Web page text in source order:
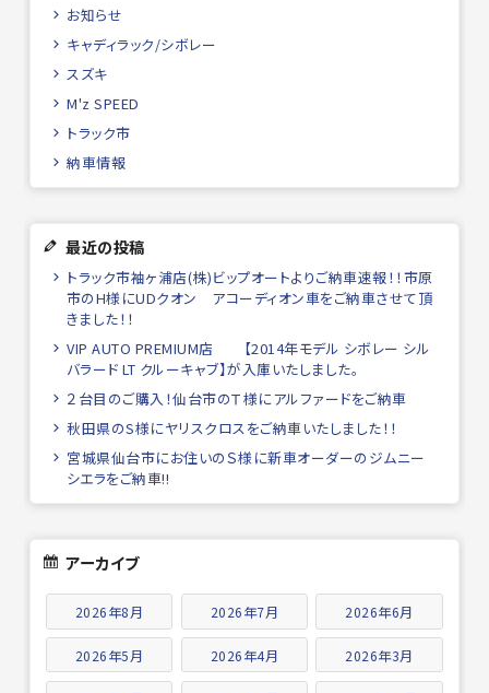
お知らせ
キャディラック/シボレー
スズキ
M'z SPEED
トラック市
納車情報
最近の投稿
トラック市袖ヶ浦店(株)ビップオートよりご納車速報！！市原
市のH様にUDクオン アコーディオン車をご納車させて頂
きました！！
VIP AUTO PREMIUM店 【2014年モデル シボレー シル
バラード LT クルーキャブ】が入庫いたしました。
２台目のご購入！仙台市のＴ様にアルファードをご納車
秋田県のS様にヤリスクロスをご納車いたしました！！
宮城県仙台市にお住いのＳ様に新車オーダーのジムニー
シエラをご納車!!
アーカイブ
2026年8月 2026年7月 2026年6月
2026年5月 2026年4月 2026年3月